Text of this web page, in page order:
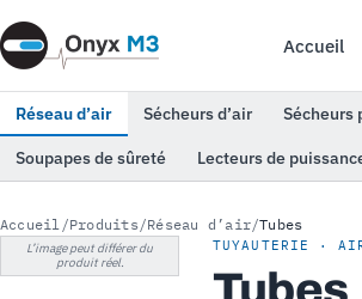
Accueil
Réseau d’air Sécheurs d’air Sécheurs
Soupapes de sûreté Lecteurs de
Accueil /Produits/Réseau d’air/Tubes
L’image peut différer du
produit réel.
TUYAUTERIE ·